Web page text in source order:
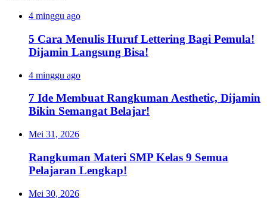
4 minggu ago
5 Cara Menulis Huruf Lettering Bagi Pemula!
Dijamin Langsung Bisa!
4 minggu ago
7 Ide Membuat Rangkuman Aesthetic, Dijamin
Bikin Semangat Belajar!
Mei 31, 2026
Rangkuman Materi SMP Kelas 9 Semua
Pelajaran Lengkap!
Mei 30, 2026